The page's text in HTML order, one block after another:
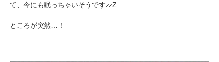
て、今にも眠っちゃいそうですzzZ
ところが突然…！